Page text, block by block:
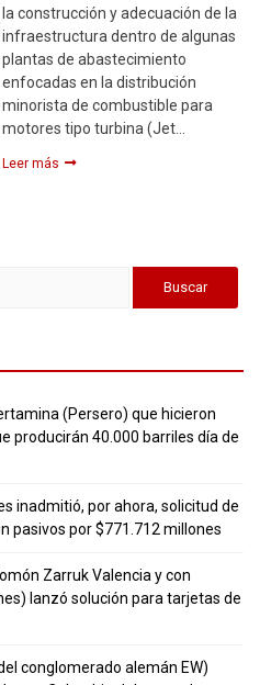
la construcción y adecuación de la
infraestructura dentro de algunas
plantas de abastecimiento
enfocadas en la distribución
minorista de combustible para
motores tipo turbina (Jet…
Leer más
(Persero) que hicieron
producirán 40.000 barriles día de
inadmitió, por ahora, solicitud de
pasivos por $771.712 millones
Zarruk Valencia y con
lanzó solución para tarjetas de
conglomerado alemán EW)